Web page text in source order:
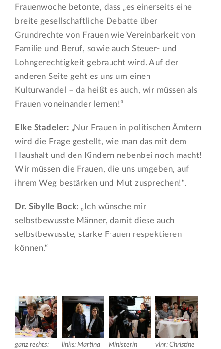
Frauenwoche betonte, dass „es einerseits eine
breite gesellschaftliche Debatte über
Grundrechte von Frauen wie Vereinbarkeit von
Familie und Beruf, sowie auch Steuer- und
Lohngerechtigkeit gebraucht wird. Auf der
anderen Seite geht es uns um einen
Kulturwandel – da heißt es auch, wir müssen als
Frauen voneinander lernen!“
Elke Stadeler: „Nur Frauen in politischen Ämtern
wird die Frage gestellt, wie man das mit dem
Haushalt und den Kindern nebenbei noch macht!
Wir müssen die Frauen, die uns umgeben, auf
ihrem Weg bestärken und Mut zusprechen!“.
Dr. Sibylle Bock: „Ich wünsche mir
selbstbewusste Männer, damit diese auch
selbstbewusste, starke Frauen respektieren
können.“
ganz rechts:
links: Martina
Ministerin
vlnr: Christine